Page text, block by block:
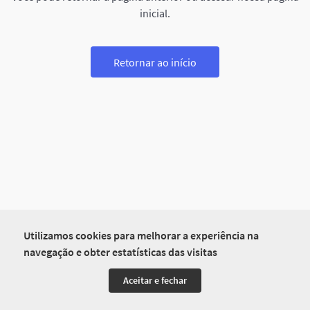
Utilizamos cookies para melhorar a experiência na
navegação e obter estatísticas das visitas
Aceitar e fechar
inicial.
Retornar ao início